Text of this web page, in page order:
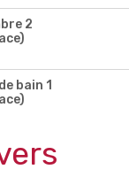
2
bain 1